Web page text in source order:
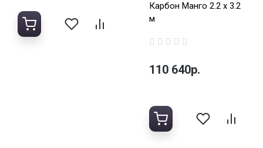
Карбон Манго 2.2 х 3.2
м
110 640р.